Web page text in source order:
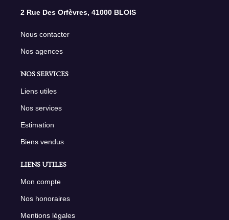
2 Rue Des Orfèvres, 41000 BLOIS
Nous contacter
Nos agences
NOS SERVICES
Liens utiles
Nos services
Estimation
Biens vendus
LIENS UTILES
Mon compte
Nos honoraires
Mentions légales